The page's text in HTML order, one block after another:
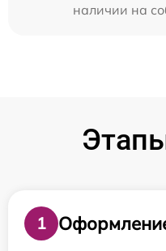
наличии на
1